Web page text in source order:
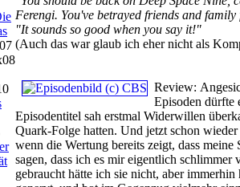
Ferengi. You've betrayed friends and
"It sounds so good when you say it!"
(Auch das war glaub ich eher nicht als
Review:
Episoden dürfte
Episodentitel sah erstmal Widerwillen
Quark-Folge hatten. Und jetzt schon
wenn die Wertung bereits zeigt, dass
sagen, dass ich es mir eigentlich schlimmer
gebraucht hätte ich sie nicht, aber